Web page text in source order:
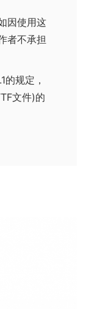
因使用这
者不承担
的规定，
文件)的